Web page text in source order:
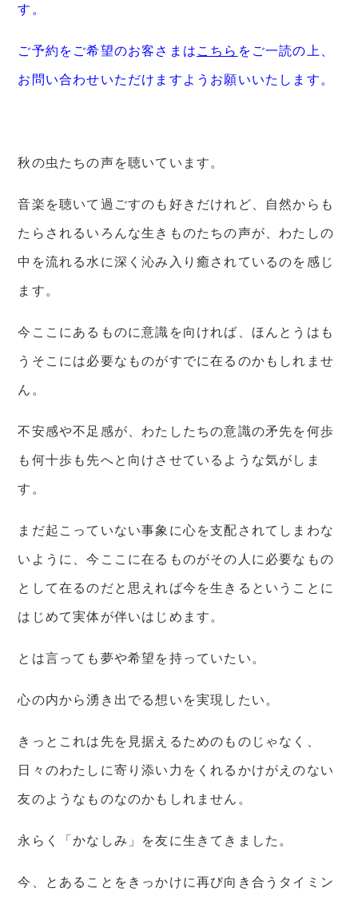
す。
ご予約をご希望のお客さまは こちら をご一読の上、
お問い合わせいただけますようお願いいたします。
秋の虫たちの声を聴いています。
音楽を聴いて過ごすのも好きだけれど、自然からも
たらされるいろんな生きものたちの声が、わたしの
中を流れる水に深く沁み入り癒されているのを感じ
ます。
今ここにあるものに意識を向ければ、ほんとうはも
うそこには必要なものがすでに在るのかもしれませ
ん。
不安感や不足感が、わたしたちの意識の矛先を何歩
も何十歩も先へと向けさせているような気がしま
す。
まだ起こっていない事象に心を支配されてしまわな
いように、今ここに在るものがその人に必要なもの
として在るのだと思えれば今を生きるということに
はじめて実体が伴いはじめます。
とは言っても夢や希望を持っていたい。
心の内から湧き出でる想いを実現したい。
きっとこれは先を見据えるためのものじゃなく、
日々のわたしに寄り添い力をくれるかけがえのない
友のようなものなのかもしれません。
永らく「かなしみ」を友に生きてきました。
今、とあることをきっかけに再び向き合うタイミン